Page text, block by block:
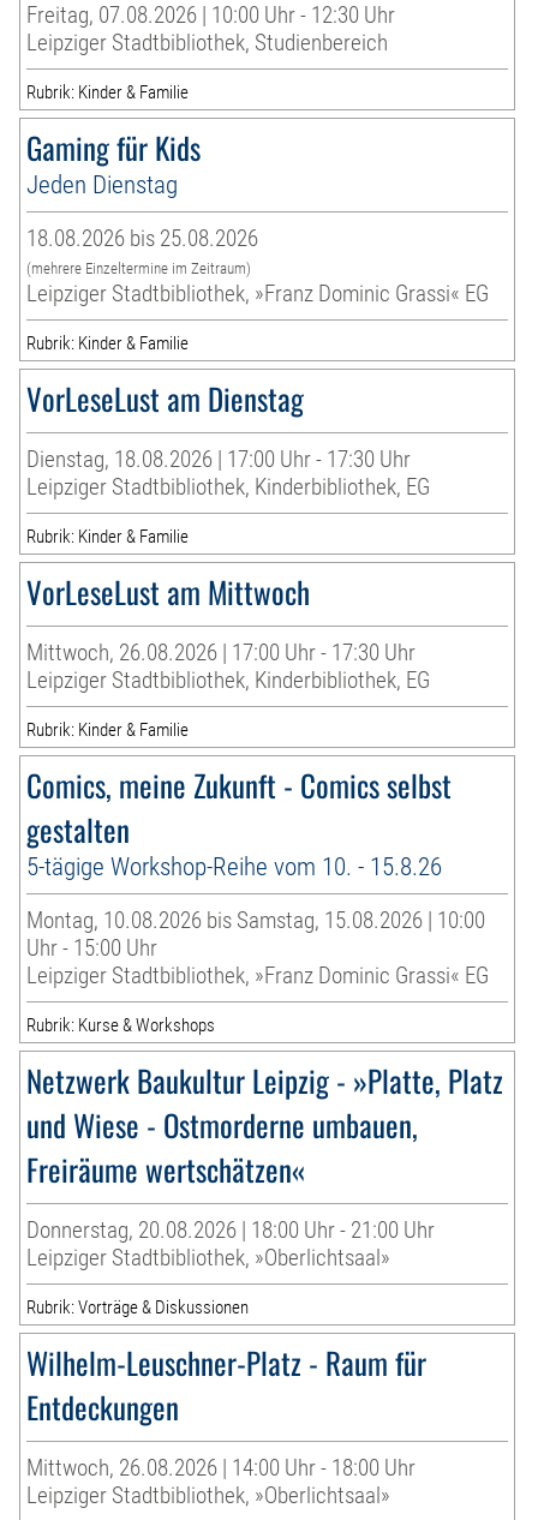
Freitag, 07.08.2026 | 10:00 Uhr - 12:30 Uhr
Leipziger Stadtbibliothek, Studienbereich
Rubrik: Kinder & Familie
Gaming für Kids
Jeden Dienstag
18.08.2026 bis 25.08.2026
(mehrere Einzeltermine im Zeitraum)
Leipziger Stadtbibliothek, »Franz Dominic Grassi« EG
Rubrik: Kinder & Familie
VorLeseLust am Dienstag
Dienstag, 18.08.2026 | 17:00 Uhr - 17:30 Uhr
Leipziger Stadtbibliothek, Kinderbibliothek, EG
Rubrik: Kinder & Familie
VorLeseLust am Mittwoch
Mittwoch, 26.08.2026 | 17:00 Uhr - 17:30 Uhr
Leipziger Stadtbibliothek, Kinderbibliothek, EG
Rubrik: Kinder & Familie
Comics, meine Zukunft - Comics selbst
gestalten
5-tägige Workshop-Reihe vom 10. - 15.8.26
Montag, 10.08.2026 bis Samstag, 15.08.2026 | 10:00
Uhr - 15:00 Uhr
Leipziger Stadtbibliothek, »Franz Dominic Grassi« EG
Rubrik: Kurse & Workshops
Netzwerk Baukultur Leipzig - »Platte, Platz
und Wiese - Ostmorderne umbauen,
Freiräume wertschätzen«
Donnerstag, 20.08.2026 | 18:00 Uhr - 21:00 Uhr
Leipziger Stadtbibliothek, »Oberlichtsaal»
Rubrik: Vorträge & Diskussionen
Wilhelm-Leuschner-Platz - Raum für
Entdeckungen
Mittwoch, 26.08.2026 | 14:00 Uhr - 18:00 Uhr
Leipziger Stadtbibliothek, »Oberlichtsaal»